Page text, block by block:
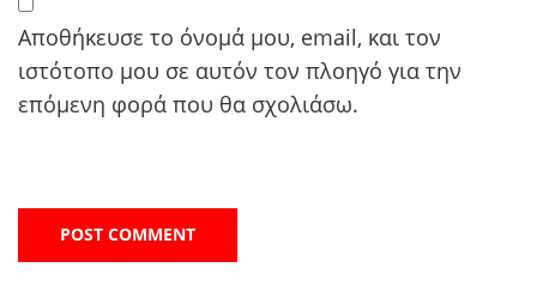
Αποθήκευσε το όνομά μου, email, και τον
ιστότοπο μου σε αυτόν τον πλοηγό για την
επόμενη φορά που θα σχολιάσω.